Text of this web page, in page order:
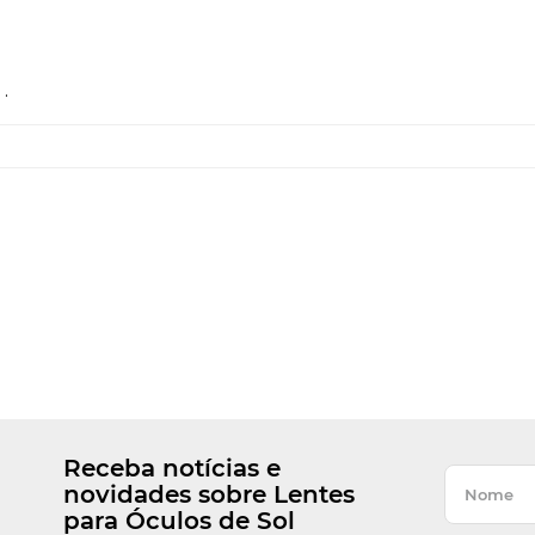
.
Receba notícias e
novidades sobre Lentes
para Óculos de Sol